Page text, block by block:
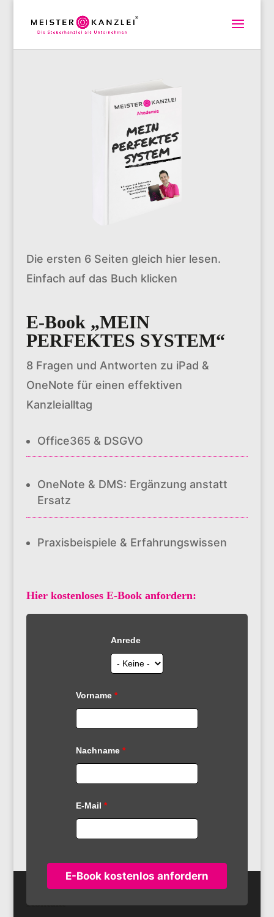
Die ersten 6 Seiten gleich hier lesen.
Einfach auf das Buch klicken
E-Book „MEIN
PERFEKTES SYSTEM“
8 Fragen und Antworten zu iPad &
OneNote für einen effektiven
Kanzleialltag
Office365 & DSGVO
OneNote & DMS: Ergänzung anstatt
Ersatz
Praxisbeispiele & Erfahrungswissen
Hier kostenloses E-Book anfordern:
Anrede
Vorname *
Nachname *
E-Mail *
E-Book kostenlos anfordern
Kontakt